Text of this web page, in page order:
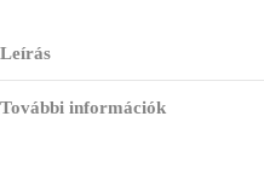
Leírás
További információk